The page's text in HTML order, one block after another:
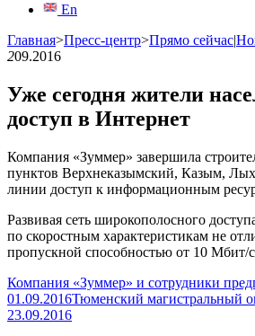
En
Главная>Пресс-центр>Прямо сейчас|
209.2016
Уже сегодня жители
доступ в Интернет
Компания «Зуммер» завершила
пунктов Верхнеказымский, Казым,
линии доступ к информационным
Развивая сеть широкополосного
по скоростным характеристикам не
пропускной способностью от 10 Мбит/
Компания «Зуммер» и сотрудники
01.09.2016Тюменский магистральный
23.09.2016